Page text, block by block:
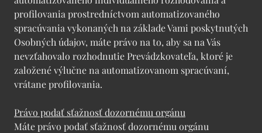
profilovania prostredníctvom automatizovaného
spracúvania vykonaných na základe Vami poskytnutých
Osobných údajov, máte právo na to, aby sa na Vás
nevzťahovalo rozhodnutie Prevádzkovateľa, ktoré je
založené výlučne na automatizovanom spracúvaní,
vrátane profilovania.
Právo podať sťažnosť dozornému orgánu
Máte právo podať sťažnosť dozornému orgánu